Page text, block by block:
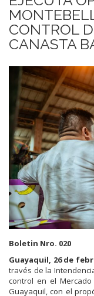
CONTROL
CANASTA
Boletin Nro. 020
Guayaquil, 26 de
través de la
control en el
Guayaquil, con el